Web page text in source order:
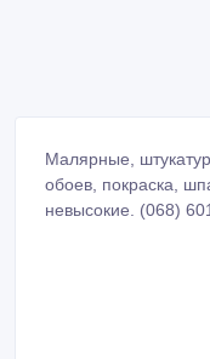
Малярные,
обоев, покраска,
невысокие. (068)